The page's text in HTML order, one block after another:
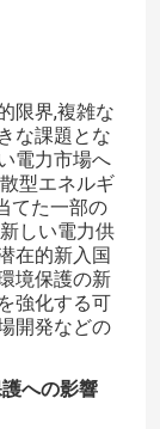
限界,複雑な
な課題とな
電力市場へ
型エネルギ
てた一部の
しい電力供
在的新入国
境保護の新
強化する可
開発などの
への影響